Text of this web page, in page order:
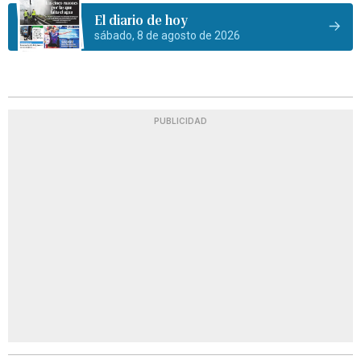
El diario de hoy
sábado, 8 de agosto de 2026
PUBLICIDAD